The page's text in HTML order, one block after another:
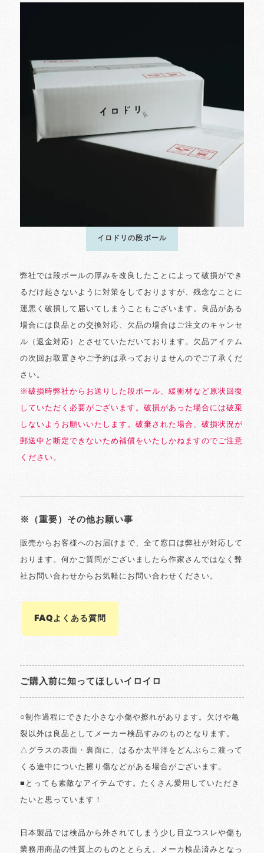
イロドリの段ボール
弊社では段ボールの厚みを改良したことによって破損ができ
るだけ起きないように対策をしておりますが、残念なことに
運悪く破損して届いてしまうこともございます。良品がある
場合には良品との交換対応、欠品の場合はご注文のキャンセ
ル（返金対応）とさせていただいております。欠品アイテム
の次回お取置きやご予約は承っておりませんのでご了承くだ
さい。
※破損時弊社からお送りした段ボール、緩衝材など原状回復
していただく必要がございます。破損があった場合には破棄
しないようお願いいたします。破棄された場合、破損状況が
郵送中と断定できないため補償をいたしかねますのでご注意
ください。
※（重要）その他お願い事
販売からお客様へのお届けまで、全て窓口は弊社が対応して
おります。何かご質問がございましたら作家さんではなく弊
社お問い合わせからお気軽にお問い合わせください。
FAQよくある質問
ご購入前に知ってほしいイロイロ
○制作過程にできた小さな小傷や擦れがあります。欠けや亀
裂以外は良品としてメーカー検品すみのものとなります。
△グラスの表面・裏面に、はるか太平洋をどんぶらこ渡って
くる途中についた擦り傷などがある場合がございます。
■とっても素敵なアイテムです。たくさん愛用していただき
たいと思っています！
日本製品では検品から外されてしまう少し目立つスレや傷も
業務用商品の性質上のものととらえ、メーカ検品済みとなっ